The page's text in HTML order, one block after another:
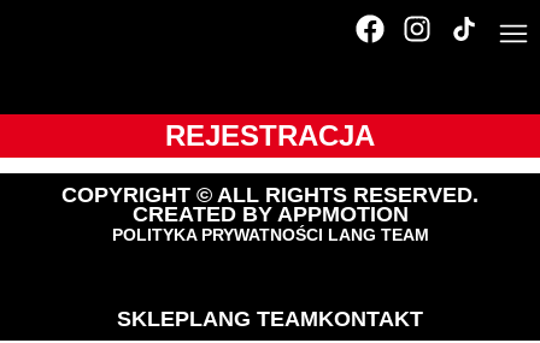
REJESTRACJA
Tour de Pologne
COPYRIGHT © ALL RIGHTS RESERVED.
CREATED BY APPMOTION
POLITYKA PRYWATNOŚCI LANG TEAM
SKLEPLANG TEAMKONTAKT